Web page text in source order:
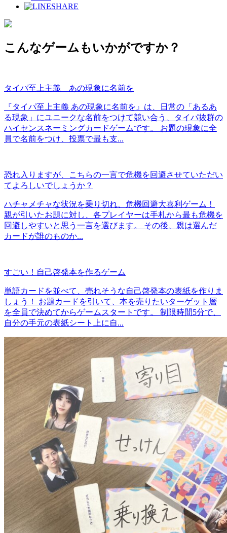
SHARE
こんなゲームもいかがですか？
タイパ至上主義 あの現象に名前を
『タイパ至上主義 あの現象に名前を』は、日常の「あるあ
る現象」にユニークな名前をつけて競い合う、タイパ抜群の
ハイセンスネーミングカードゲームです。 お題の現象に全
員で名前をつけ、投票で最も支...
恐れ入りますが、こちらの一言で危機を回避させていただい
てよろしいでしょうか？
ハチャメチャな状況を乗り切れ、危機回避大喜利ゲーム！
親が引いたお題に対し、各プレイヤーは手札から最も危機を
回避しやすいと思う一言を選びます。 その後、親は選んだ
カードが誰のものか...
すごい！自己啓発本を作るゲーム
単語カードを並べて、売れそうな自己啓発本の表紙を作りま
しょう！ お題カードを引いて、本を売りたいターゲット層
を全員で決めてからゲームスタートです。 制限時間5分で、
自分の手元の表紙シート上に自...